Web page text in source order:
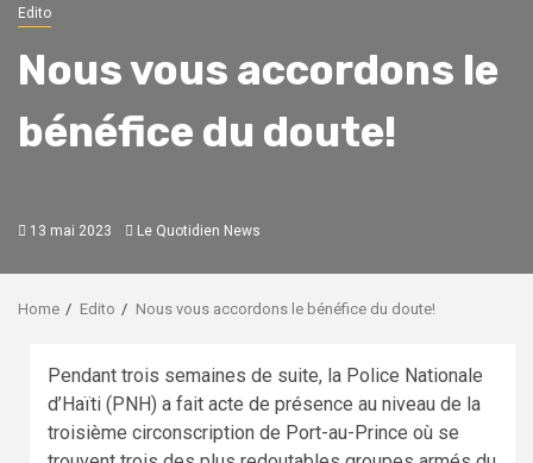
Edito
Nous vous accordons le
bénéfice du doute!
13 mai 2023 Le Quotidien News
Home Edito Nous vous accordons le bénéfice du doute!
Pendant trois semaines de suite, la Police Nationale
d’Haïti (PNH) a fait acte de présence au niveau de la
troisième circonscription de Port-au-Prince où se